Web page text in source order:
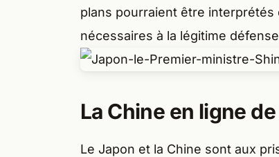
plans pourraient être
nécessaires à la légitime
La Chine en ligne
Le Japon et la Chine sont aux